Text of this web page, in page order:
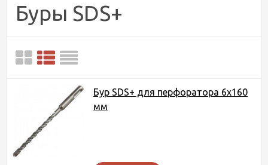
Буры SDS+
Бур SDS+ для перфоратора 6х160
мм